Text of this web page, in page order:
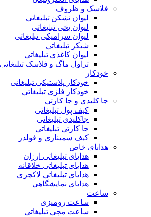
فلاسک و ظروف
لیوان نشکن تبلیغاتی
لیوان یخی تبلیغاتی
لیوان سرامیکی تبلیغاتی
شیکر تبلیغاتی
لیوان کاغذی تبلیغاتی
تراول ماگ و فلاسک تبلیغاتی
خودکار
خودکار پلاستیکی تبلیغاتی
خودکار فلزی تبلیغاتی
جا کلیدی و جا کارتی
کیف پول تبلیغاتی
جاکلیدی تبلیغاتی
جا کارتی تبلیغاتی
کیف سمیناری و فولدر
هدایای خاص
هدایای تبلیغاتی ارزان
هدایای تبلیغاتی خلاقانه
هدایای تبلیغاتی لاکچری
هدایای نمایشگاهی
ساعت
ساعت رومیزی
ساعت مچی تبلیغاتی